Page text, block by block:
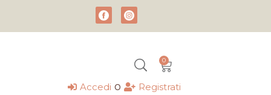
0
Carrello
Accedi o Registrati